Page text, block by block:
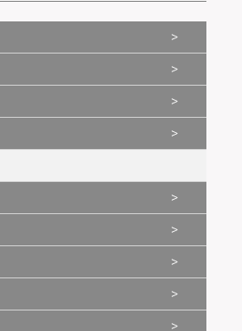
>
>
>
>
>
>
>
>
>